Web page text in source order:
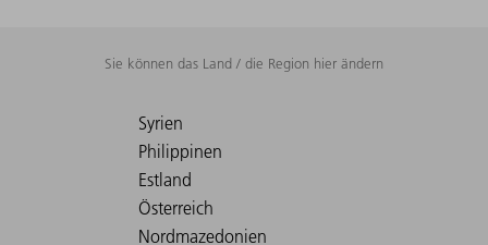
Sie können das Land / die Region hier ändern